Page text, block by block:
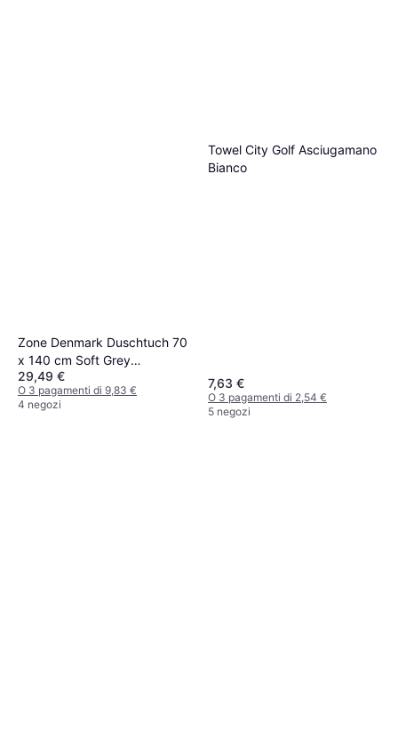
Zone Denmark Duschtuch 70
x 140 cm Soft Grey
Eucalyptus Terracotta
Asciugamano (140x70cm)
29,49 €
O 3 pagamenti di 9,83 €
4 negozi
Towel City Golf Asciugamano
Bianco
7,63 €
O 3 pagamenti di 2,54 €
5 negozi